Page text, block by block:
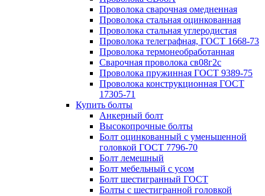
Проволока сварочная омедненная
Проволока стальная оцинкованная
Проволока стальная углеродистая
Проволока телеграфная, ГОСТ 1668-73
Проволока термонеобработанная
Сварочная проволока св08г2с
Проволока пружинная ГОСТ 9389-75
Проволока конструкционная ГОСТ
17305-71
Купить болты
Анкерный болт
Высокопрочные болты
Болт оцинкованный с уменьшенной
головкой ГОСТ 7796-70
Болт лемешный
Болт мебельный с усом
Болт шестигранный ГОСТ
Болты с шестигранной головкой